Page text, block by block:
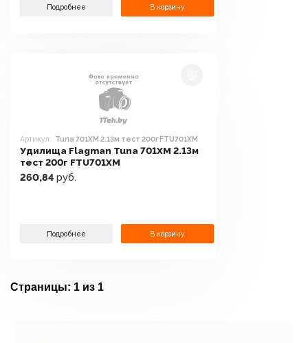
Подробнее В корзину
Артикул: Tuna 701XM 2.13м тест 200г FTU701XM
Удилища Flagman Tuna 701XM 2.13м
тест 200г FTU701XM
260,84 руб.
Подробнее В корзину
Страницы: 1 из 1